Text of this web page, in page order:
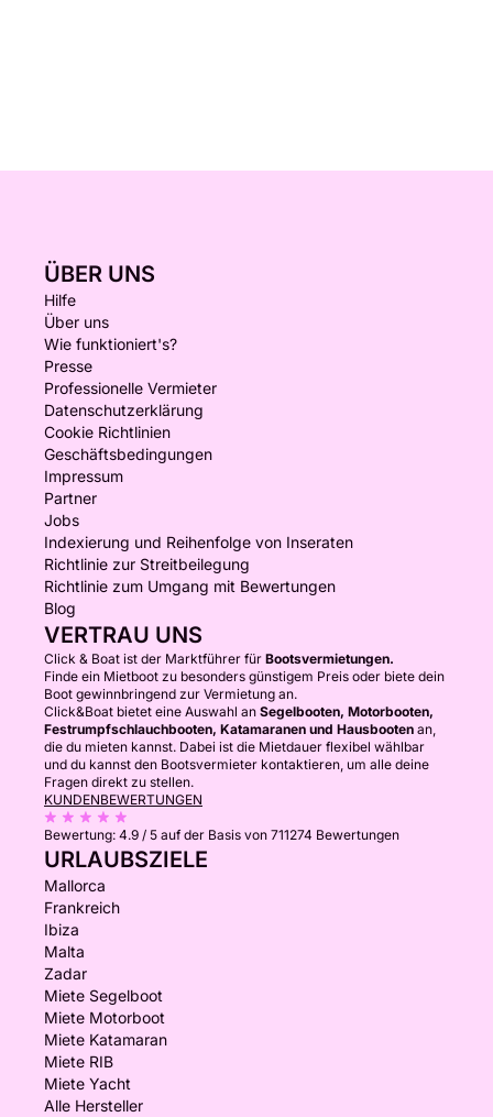
ÜBER UNS
Hilfe
Über uns
Wie funktioniert's?
Presse
Professionelle Vermieter
Datenschutzerklärung
Cookie Richtlinien
Geschäftsbedingungen
Impressum
Partner
Jobs
Indexierung und Reihenfolge von Inseraten
Richtlinie zur Streitbeilegung
Richtlinie zum Umgang mit Bewertungen
Blog
VERTRAU UNS
Click & Boat ist der Marktführer für Bootsvermietungen.
Finde ein Mietboot zu besonders günstigem Preis oder biete dein
Boot gewinnbringend zur Vermietung an.
Click&Boat bietet eine Auswahl an Segelbooten, Motorbooten,
Festrumpfschlauchbooten, Katamaranen und Hausbooten an,
die du mieten kannst. Dabei ist die Mietdauer flexibel wählbar
und du kannst den Bootsvermieter kontaktieren, um alle deine
Fragen direkt zu stellen.
KUNDENBEWERTUNGEN
Bewertung: 4.9 / 5 auf der Basis von 711274 Bewertungen
URLAUBSZIELE
Mallorca
Frankreich
Ibiza
Malta
Zadar
Miete Segelboot
Miete Motorboot
Miete Katamaran
Miete RIB
Miete Yacht
Alle Hersteller